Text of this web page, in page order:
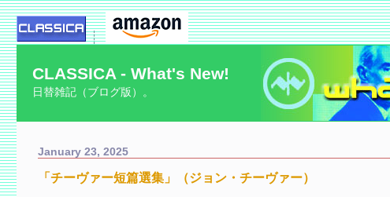
CLASSICA - What's New!
日替雑記（ブログ版）。
January 23, 2025
「チーヴァー短篇選集」（ジョン・チーヴァー）